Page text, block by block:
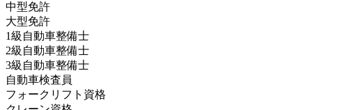
中型免許
大型免許
1級自動車整備士
2級自動車整備士
3級自動車整備士
自動車検査員
フォークリフト資格